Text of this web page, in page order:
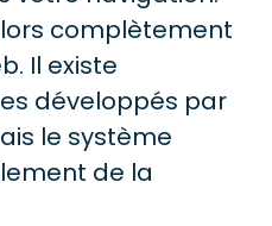
complètement
Il existe
développés par
le système
de la